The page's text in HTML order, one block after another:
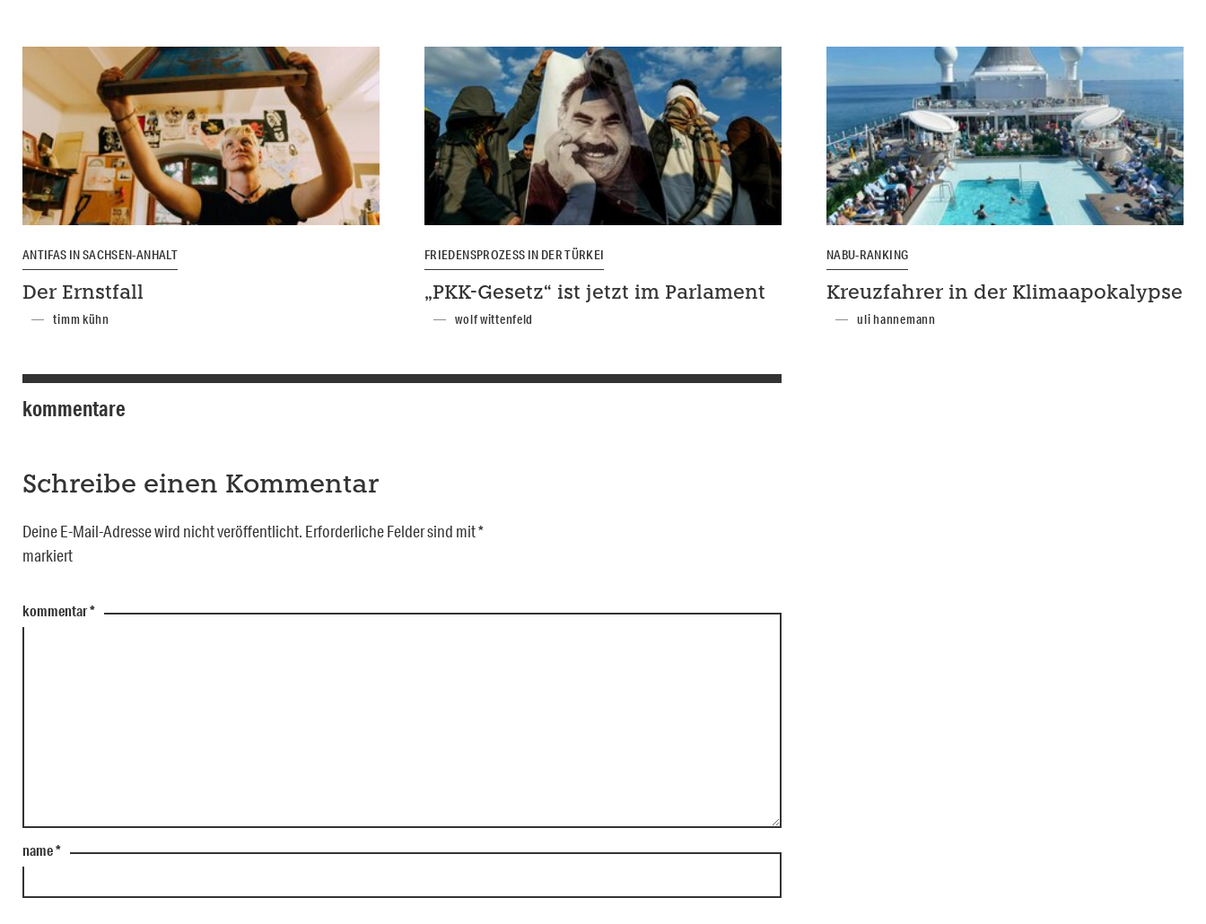
ANTIFAS IN SACHSEN-ANHALT
Der Ernstfall
timm kühn
FRIEDENSPROZESS IN DER TÜRKEI
„PKK-Gesetz“ ist jetzt im Parlament
wolf wittenfeld
NABU-RANKING
Kreuzfahrer in der Klimaapokalypse
uli hannemann
kommentare
Schreibe einen Kommentar
Deine E-Mail-Adresse wird nicht veröffentlicht. Erforderliche Felder sind mit*
markiert
kommentar*
name*